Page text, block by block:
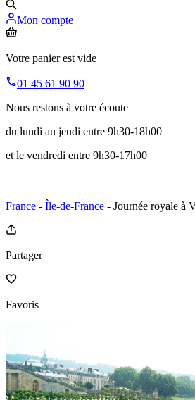
Mon compte
Votre panier est vide
01 45 61 90 90
Nous restons à votre écoute
du lundi au jeudi entre 9h30-18h00
et le vendredi entre 9h30-17h00
France - Île-de-France - Journée royale à
Partager
Favoris